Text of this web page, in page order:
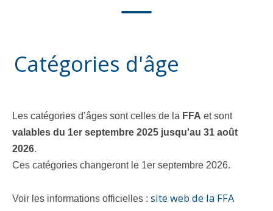
Catégories d'âge
Les catégories d’âges sont celles de la FFA et sont
valables du 1er septembre 2025 jusqu'au 31 août
2026.
Ces catégories changeront le 1er septembre 2026.
Voir les informations officielles : site web de la FFA